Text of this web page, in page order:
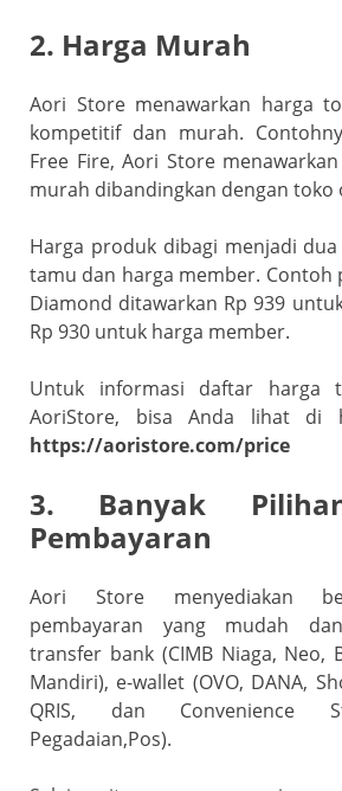
2. Harga Murah
Aori Store menawarkan harga
kompetitif dan murah.
Free Fire, Aori Store
murah dibandingkan dengan toko
Harga produk dibagi menjadi
tamu dan harga member. Contoh
Diamond ditawarkan Rp 939
Rp 930 untuk harga member.
Untuk informasi daftar harga
AoriStore, bisa Anda lihat di
https://aoristore.com/price
3. Banyak
Pembayaran
Aori Store menyediakan
pembayaran yang mudah
transfer bank (CIMB Niaga, Neo,
Mandiri), e-wallet (OVO, DANA,
QRIS, dan Convenience
Pegadaian,Pos).